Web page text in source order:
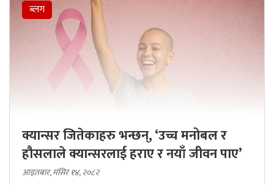
ब्लग
क्यान्सर जितेकाहरु भन्छन्, ‘उच्च मनोबल र
हौसलाले क्यान्सरलाई हराए र नयाँ जीवन पाए’
आइतबार, मंसिर १४, २०८२